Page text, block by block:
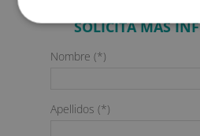
SOLICITA MÁS
Nombre (*)
Apellidos (*)